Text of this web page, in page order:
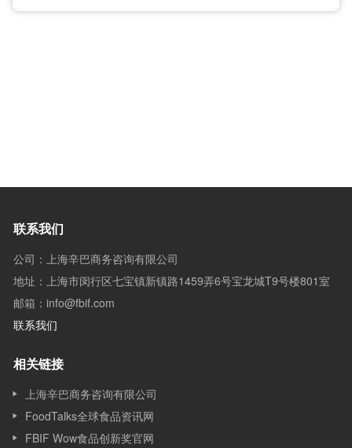
联系我们
公司：上海辛巴商务咨询有限公司
地址：上海市闵行区七宝镇新镇路1459弄6号宝龙城T9号楼801室
邮箱：info@fbif.com
联系我们
相关链接
上海辛巴商务咨询有限公司
FoodTalks全球食品资讯网
FBIF Wow食品创新奖官网